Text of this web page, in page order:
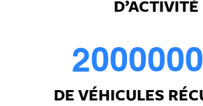
D’ACTIVITÉ
2000000
DE VÉHICULES
0
0
1
2
3
4
5